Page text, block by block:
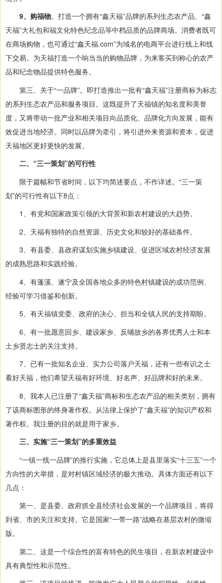
9、购福物。打造一个拥有“鑫天福”品牌的系列生态农产品、“鑫
天福”大礼包和福文化特色纪念品等中档品质的品牌商场。消费者既可
在商场购物，也可通过“鑫天福.com”为域名的电商平台进行线上和线
下交易。为天福打造一个响当当的购物品牌，为来客买到称心的农产
品和纪念物品提供特色服务。
第三、关于“一品牌”。即打造推出一批有“鑫天福”注册商标为标志
的系列生态农产品和服务项目。这既提升了天福镇的知名度和美誉
度，又将带动一批产业和相关项目向品质化、品牌化方向发展，能有
效促进当地经济。同时以品牌为牵引，将引进外来资源和资本，促进
天福地区更好更快的发展。
二、“三一策划”的可行性
限于篇幅和节省时间，以下均简述要点，不作详述。“三一策
划”的可行性有以下8点：
1、有党和国家政策引领的大背景和新农村建设的大趋势。
2、天福有独特的自然资源、历史文化和较好的基础条件。
3、有县委、县政府谋划实施乡镇建设、促进区域农村经济发展
的成熟思路和实践经验。
4、有蓬溪、遂宁及全国各地众多的特色村镇建设的成功范例、
经验可学习借鉴和创新。
5、有天福镇党委、政府的决心、担当和全镇人民的支持期盼。
6、有一批愿意回乡、建设家乡、反哺故乡的各界优秀人士和本
土乡贤志士的关注支持。
7、已有一批知名企业、实力公司落户天福，还有一些有识之士
看好天福，他们希望天福有好环境、好名声、好品牌和好的未来。
8、我本人已注册了“鑫天福”商标和生态农产品的相关类别，拥有
了该商标图形的终身著作权。从法律上保护了“鑫天福”的知识产权和
著作权。我注册的目的就是用于家乡。
三、实施“三一策划”的多重效益
“一镇一线一品牌”的推行实施，它总体上是县里落实“十三五”一个
方向性的大举措，是对村镇区域经济的极大推动。具体方面还有以下
几点：
第一、是县委、政府抓全县经济社会发展的一个品牌项目，将得
到省、市的关注和支持。它是国家“一带一路”战略在基层农村的微缩
版。
第二、这是一个综合性的富有特色的民生项目，在新农村建设中
具有典型性和示范性。